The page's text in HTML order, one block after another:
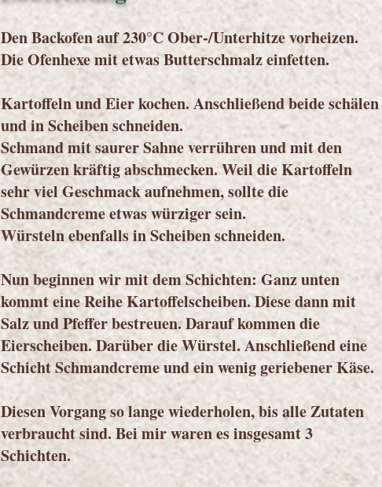
Den Backofen auf 230°C Ober-/Unterhitze vorheizen.
Die Ofenhexe mit etwas Butterschmalz einfetten.
Kartoffeln und Eier kochen. Anschließend beide schälen
und in Scheiben schneiden.
Schmand mit saurer Sahne verrühren und mit den
Gewürzen kräftig abschmecken. Weil die Kartoffeln
sehr viel Geschmack aufnehmen, sollte die
Schmandcreme etwas würziger sein.
Würsteln ebenfalls in Scheiben schneiden.
Nun beginnen wir mit dem Schichten: Ganz unten
kommt eine Reihe Kartoffelscheiben. Diese dann mit
Salz und Pfeffer bestreuen. Darauf kommen die
Eierscheiben. Darüber die Würstel. Anschließend eine
Schicht Schmandcreme und ein wenig geriebener Käse.
Diesen Vorgang so lange wiederholen, bis alle Zutaten
verbraucht sind. Bei mir waren es insgesamt 3
Schichten.